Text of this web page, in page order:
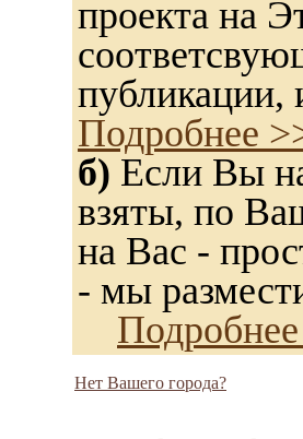
проекта на
публикации,
Подробнее
б) Если Вы
взяты, по
на Вас -
- мы
Нет Вашего города?